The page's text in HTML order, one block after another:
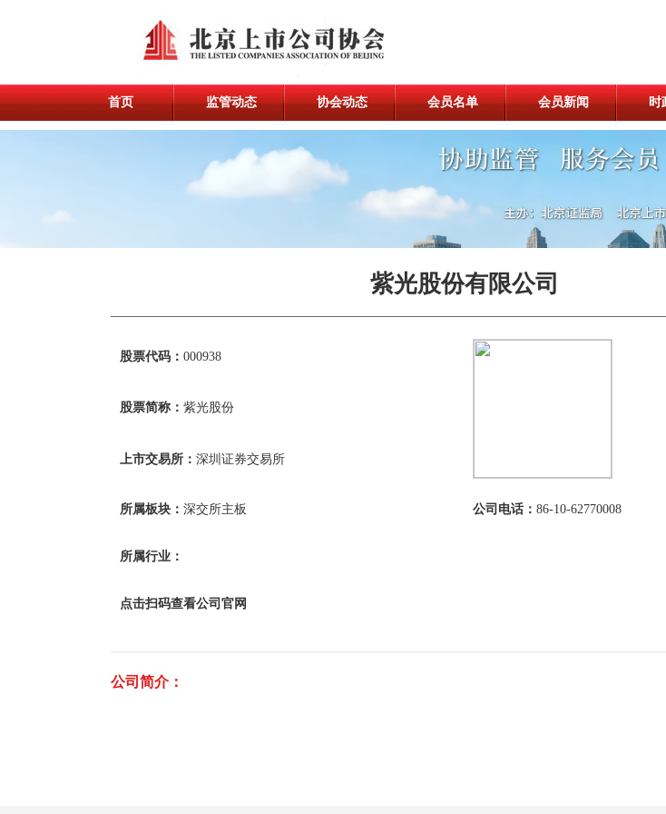
首页 监管动态 协会动态 会员名单 会员新闻 时
紫光股份有限公司
股票代码： 000938
股票简称： 紫光股份
上市交易所： 深圳证券交易所
所属板块： 深交所主板 公司电话： 86-10-62770008
所属行业：
点击扫码查看公司官网
公司简介：